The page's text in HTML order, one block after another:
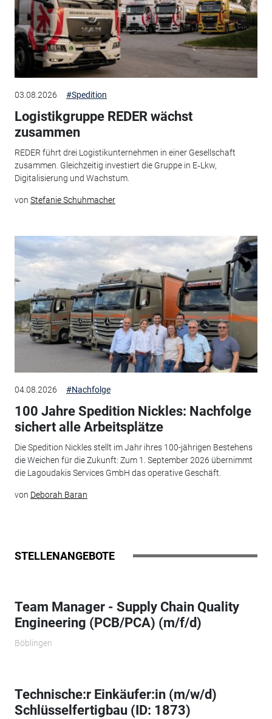
03.08.2026 #Spedition
Logistikgruppe REDER wächst
zusammen
REDER führt drei Logistikunternehmen in einer Gesellschaft
zusammen. Gleichzeitig investiert die Gruppe in E‑Lkw,
Digitalisierung und Wachstum.
von Stefanie Schuhmacher
04.08.2026 #Nachfolge
100 Jahre Spedition Nickles: Nachfolge
sichert alle Arbeitsplätze
Die Spedition Nickles stellt im Jahr ihres 100-jährigen Bestehens
die Weichen für die Zukunft: Zum 1. September 2026 übernimmt
die Lagoudakis Services GmbH das operative Geschäft.
von Deborah Baran
STELLENANGEBOTE
Team Manager - Supply Chain Quality
Engineering (PCB/PCA) (m/f/d)
Böblingen
Technische:r Einkäufer:in (m/w/d)
Schlüsselfertigbau (ID: 1873)